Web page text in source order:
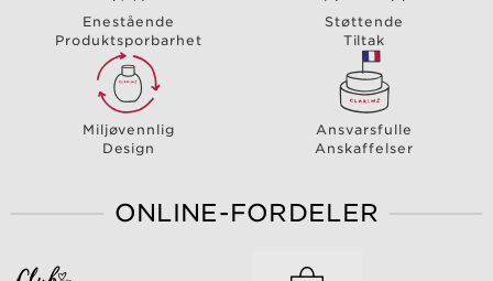
Enestående
Produktsporbarhet
Støttende
Tiltak
Miljøvennlig
Design
Ansvarsfulle
Anskaffelser
ONLINE-FORDELER